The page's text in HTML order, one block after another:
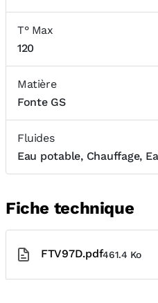
T° Max
120
Matière
Fonte GS
Fluides
Eau potable, Chauffage,
Fiche technique
FTV97D.pdf461.4 Ko